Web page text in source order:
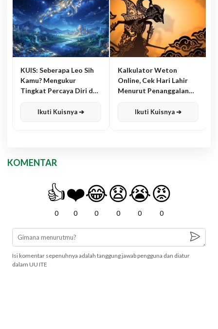
KUIS: Seberapa Leo Sih
Kamu? Mengukur
Tingkat Percaya Diri dan
Ikuti Kuisnya ➔
Kalkulator Weton
Online, Cek Hari Lahir
Menurut Penanggalan
Ikuti Kuisnya ➔
KOMENTAR
👍
0
❤️
0
😂
0
😧
0
😭
0
😡
0
Isi komentar sepenuhnya adalah tanggung jawab pengguna dan diatur
dalam UU ITE